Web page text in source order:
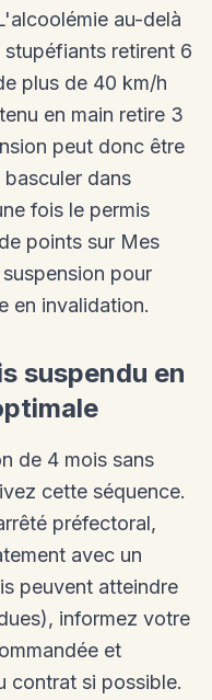
au-delà
retirent 6
plus de 40 km/h
en main retire 3
peut donc être
dans
fois le permis
points sur Mes
pour
en invalidation.
suspendu en
de 4 mois sans
cette séquence.
préfectoral,
avec un
peuvent atteindre
informez votre
et
contrat si possible.